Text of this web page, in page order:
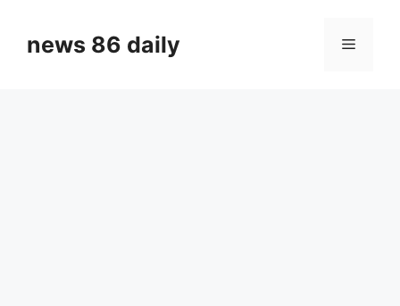
contentnews 86 daily Menu